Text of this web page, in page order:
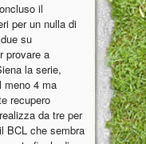
il
per un nulla di
su
provare a
la serie,
meno 4 ma
recupero
da tre per
BCL che sembra